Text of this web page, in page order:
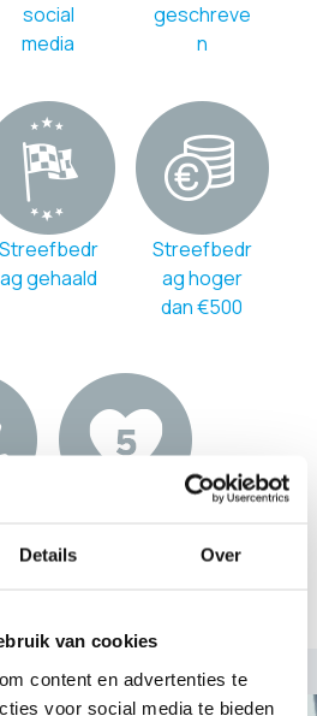
Details Over
van cookies
content en advertenties te
voor social media te bieden
social
media
geschreve
n
Streefbedr
ag gehaald
Streefbedr
ag hoger
dan €500
Members